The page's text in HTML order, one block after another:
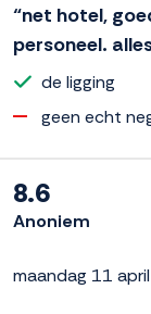
“net hotel,
personeel.
de ligging
geen echt
8.6
Anoniem
maandag 11